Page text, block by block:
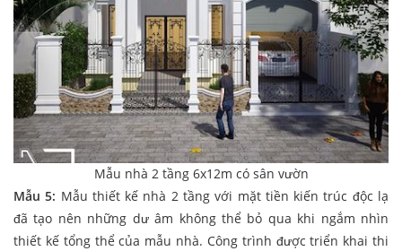
Mẫu nhà 2 tầng 6x12m có sân vườn
Mẫu 5: Mẫu thiết kế nhà 2 tầng với mặt tiền kiến trúc độc lạ
đã tạo nên những dư âm không thể bỏ qua khi ngắm nhìn
thiết kế tổng thể của mẫu nhà. Công trình được triển khai thi